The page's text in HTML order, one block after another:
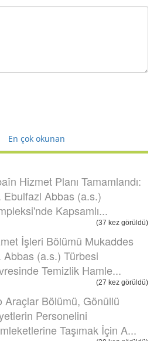
En çok okunan
Hizmet Planı Tamamlandı:
Ebulfazl Abbas (a.s.)
Kapsamlı...
(37 kez görüldü)
İşleri Bölümü Mukaddes
Abbas (a.s.) Türbesi
Temizlik Hamle...
(27 kez görüldü)
Araçlar Bölümü, Gönüllü
Personelini
Taşımak İçin A...